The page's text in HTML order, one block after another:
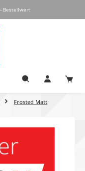
Bestellwert
Frosted Matt